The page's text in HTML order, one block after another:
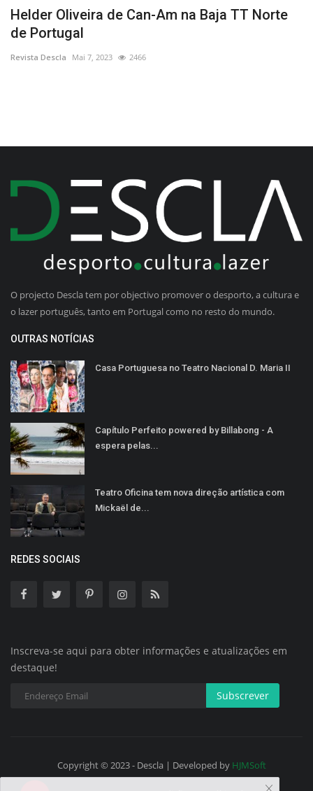
Helder Oliveira de Can-Am na Baja TT Norte
de Portugal
Revista Descla Mai 7, 2023 2466
O projecto Descla tem por objectivo promover o desporto, a cultura e
o lazer português, tanto em Portugal como no resto do mundo.
OUTRAS NOTÍCIAS
Casa Portuguesa no Teatro Nacional D. Maria II
Capítulo Perfeito powered by Billabong - A
espera pelas...
Teatro Oficina tem nova direção artística com
Mickaël de...
REDES SOCIAIS
Inscreva-se aqui para obter informações e atualizações em
destaque!
Subscrever
Copyright © 2023 - Descla | Developed by HJMSoft